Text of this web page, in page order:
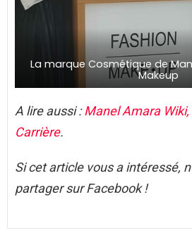
La marque Cosmétique de
Makeup
A lire aussi :Manel Amara
Carrière.
Si cet article vous a intéressé,
partager sur Facebook !